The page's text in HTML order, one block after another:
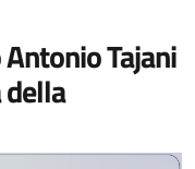
Tajani
della